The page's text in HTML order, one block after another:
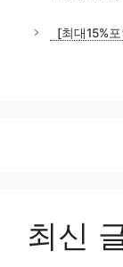
[최대15%
최신